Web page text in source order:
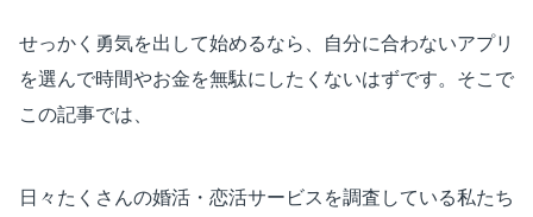
せっかく勇気を出して始めるなら、自分に合わないアプリ
を選んで時間やお金を無駄にしたくないはずです。そこで
この記事では、
日々たくさんの婚活・恋活サービスを調査している私たち